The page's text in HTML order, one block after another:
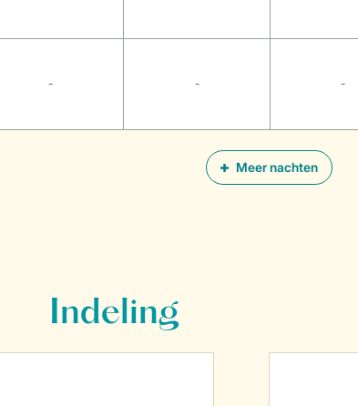
Meer nachten
- - -
Indeling